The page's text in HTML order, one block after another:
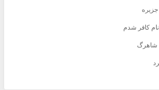
جزیره
کافر شدم
شاهرگ